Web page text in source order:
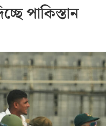
পাকিস্তান